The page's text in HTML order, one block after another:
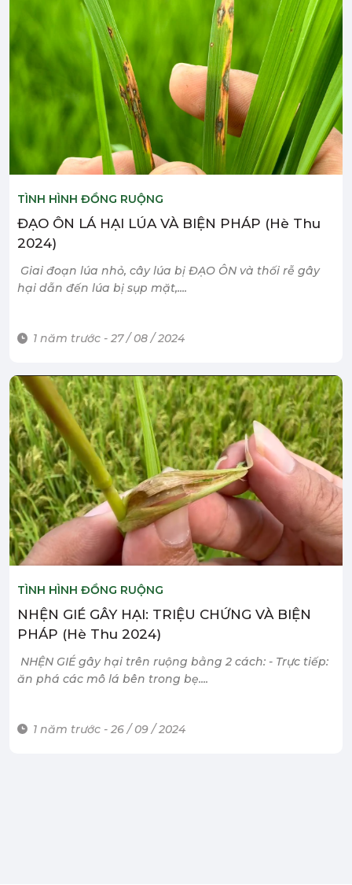
TÌNH HÌNH ĐỒNG RUỘNG
ĐẠO ÔN LÁ HẠI LÚA VÀ BIỆN PHÁP (Hè Thu
2024)
Giai đoạn lúa nhỏ, cây lúa bị ĐẠO ÔN và thối rễ gây
hại dẫn đến lúa bị sụp mặt,....
1 năm trước - 27 / 08 / 2024
TÌNH HÌNH ĐỒNG RUỘNG
NHỆN GIÉ GÂY HẠI: TRIỆU CHỨNG VÀ BIỆN
PHÁP (Hè Thu 2024)
NHỆN GIÉ gây hại trên ruộng bằng 2 cách: - Trực tiếp:
ăn phá các mô lá bên trong bẹ....
1 năm trước - 26 / 09 / 2024